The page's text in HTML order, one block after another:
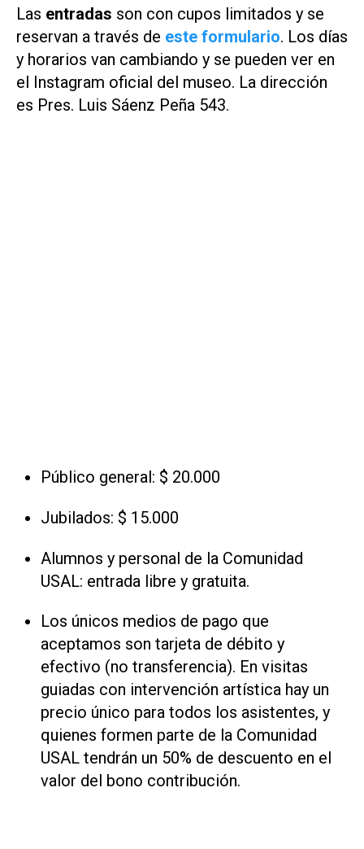
Las entradas son con cupos limitados y se
reservan a través de este formulario. Los días
y horarios van cambiando y se pueden ver en
el Instagram oficial del museo. La dirección
es Pres. Luis Sáenz Peña 543.
Público general: $ 20.000
Jubilados: $ 15.000
Alumnos y personal de la Comunidad
USAL: entrada libre y gratuita.
Los únicos medios de pago que
aceptamos son tarjeta de débito y
efectivo (no transferencia). En visitas
guiadas con intervención artística hay un
precio único para todos los asistentes, y
quienes formen parte de la Comunidad
USAL tendrán un 50% de descuento en el
valor del bono contribución.